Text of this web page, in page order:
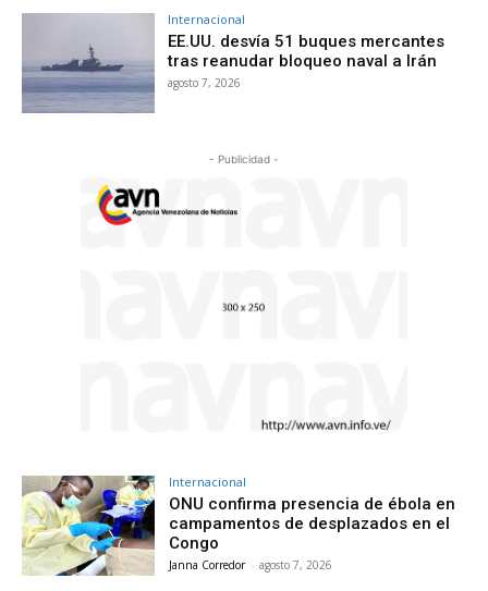
Internacional
EE.UU. desvía 51 buques mercantes
tras reanudar bloqueo naval a Irán
agosto 7, 2026
- Publicidad -
Internacional
ONU confirma presencia de ébola en
campamentos de desplazados en el
Congo
Janna Corredor - agosto 7, 2026